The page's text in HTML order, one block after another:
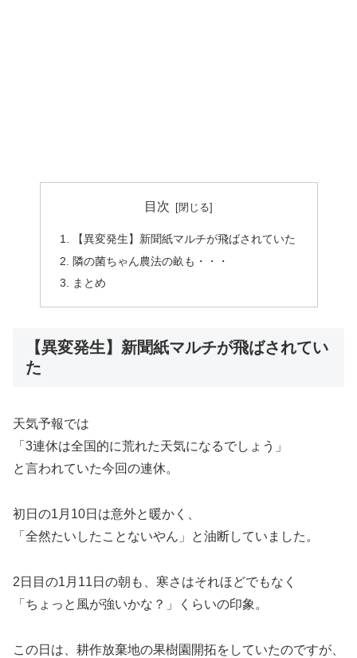
目次
【異変発生】新聞紙マルチが飛ばされていた
隣の菌ちゃん農法の畝も・・・
まとめ
【異変発生】新聞紙マルチが飛ばされてい
た
天気予報では
「3連休は全国的に荒れた天気になるでしょう」
と言われていた今回の連休。
初日の1月10日は意外と暖かく、
「全然たいしたことないやん」と油断していました。
2日目の1月11日の朝も、寒さはそれほどでもなく
「ちょっと風が強いかな？」くらいの印象。
この日は、耕作放棄地の果樹園開拓をしていたのですが、